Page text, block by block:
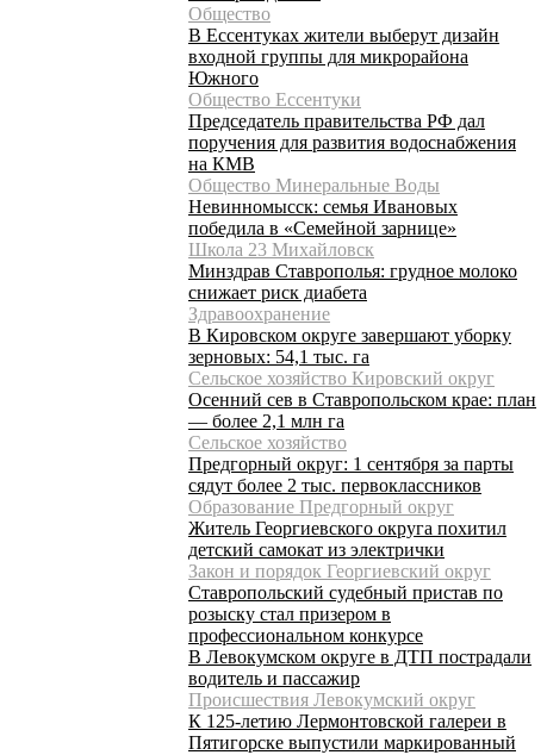
Общество
В Ессентуках жители выберут дизайн
входной группы для микрорайона
Южного
Общество Ессентуки
Председатель правительства РФ дал
поручения для развития водоснабжения
на КМВ
Общество Минеральные Воды
Невинномысск: семья Ивановых
победила в «Семейной зарнице»
Школа 23 Михайловск
Минздрав Ставрополья: грудное молоко
снижает риск диабета
Здравоохранение
В Кировском округе завершают уборку
зерновых: 54,1 тыс. га
Сельское хозяйство Кировский округ
Осенний сев в Ставропольском крае: план
— более 2,1 млн га
Сельское хозяйство
Предгорный округ: 1 сентября за парты
сядут более 2 тыс. первоклассников
Образование Предгорный округ
Житель Георгиевского округа похитил
детский самокат из электрички
Закон и порядок Георгиевский округ
Ставропольский судебный пристав по
розыску стал призером в
профессиональном конкурсе
В Левокумском округе в ДТП пострадали
водитель и пассажир
Происшествия Левокумский округ
К 125-летию Лермонтовской галереи в
Пятигорске выпустили маркированный